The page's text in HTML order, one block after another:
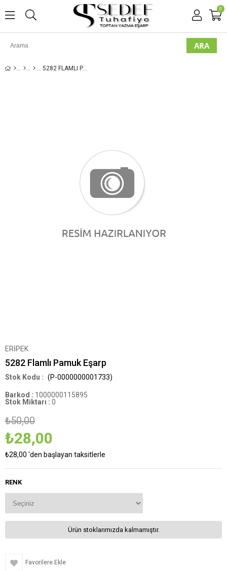
0
5282 FLAMLI PAMUK EŞARP
ERİPEK
5282 Flamlı Pamuk Eşarp
(P-0000000001733)
Barkod : 1000000115895
Stok Miktarı : 0
₺50,00
₺28,00
₺28,00 'den başlayan taksitlerle
RENK
Ürün stoklarımızda kalmamıştır.
Favorilere Ekle